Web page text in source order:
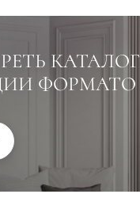
КАТАЛОГ
ФОРМАТО